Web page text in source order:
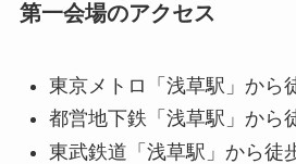
第一会場のアクセス
東京メトロ「浅草駅」から
都営地下鉄「浅草駅」から
東武鉄道「浅草駅」から徒